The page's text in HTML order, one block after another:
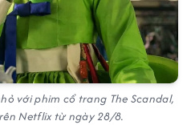
với phim cổ trang The Scandal,
Netflix từ ngày 28/8.